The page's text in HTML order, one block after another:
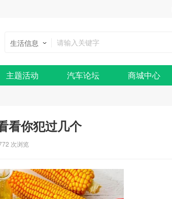
生活信息
主题活动 汽车论坛 商城中心
看你犯过几个
次浏览